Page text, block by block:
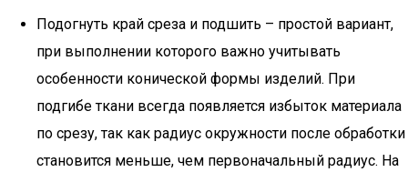
Подогнуть край среза и подшить – простой вариант,
при выполнении которого важно учитывать
особенности конической формы изделий. При
подгибе ткани всегда появляется избыток материала
по срезу, так как радиус окружности после обработки
становится меньше, чем первоначальный радиус. На